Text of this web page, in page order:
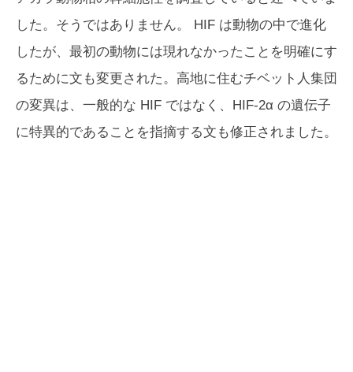
した。そうではありません。 HIF は動物の中で進化
したが、最初の動物には現れなかったことを明確にす
るために文も変更された。高地に住むチベット人集団
の変異は、一般的な HIF ではなく、HIF-2α の遺伝子
に特異的であることを指摘する文も修正されました。